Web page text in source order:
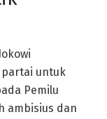
partai untuk
Pemilu
ambisius dan